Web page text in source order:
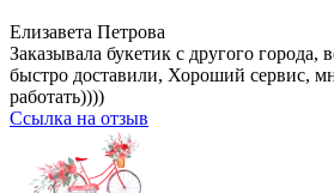
Елизавета Петрова
Заказывала букетик с другого города,
быстро доставили, Хороший сервис,
работать))))
Ссылка на отзыв